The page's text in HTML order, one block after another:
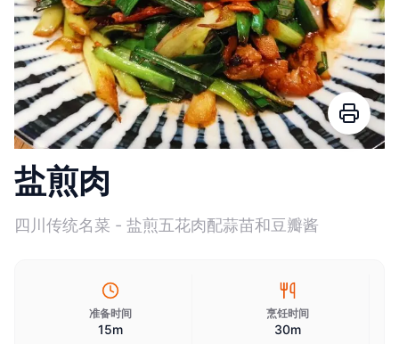
盐煎肉
四川传统名菜 - 盐煎五花肉配蒜苗和豆瓣酱
准备时间
15m
烹饪时间
30m